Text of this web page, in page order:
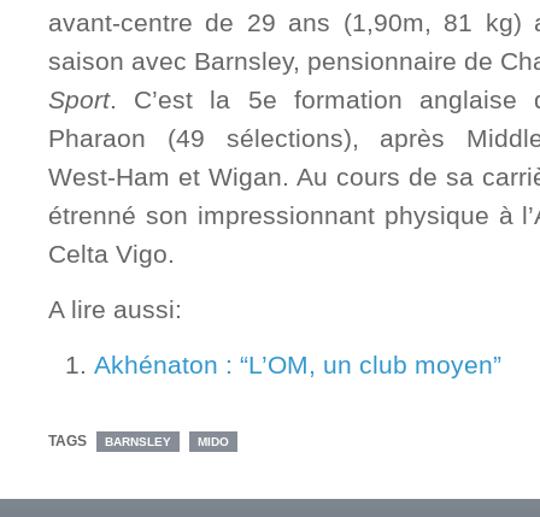
avant-centre de 29 ans (1,90m, 81 kg)
saison avec Barnsley, pensionnaire de
Sport. C’est la 5e formation anglaise
Pharaon (49 sélections), après
West-Ham et Wigan. Au cours de sa
étrenné son impressionnant physique à
Celta Vigo.
A lire aussi:
Akhénaton : “L’OM, un club moyen”
TAGS BARNSLEY MIDO